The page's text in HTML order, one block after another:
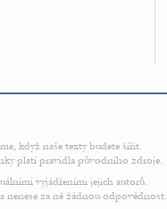
když naše texty budete šířit.
platí pravidla původního zdroje.
vyjádřeními jejich autorů.
za ně žádnou odpovědnost.